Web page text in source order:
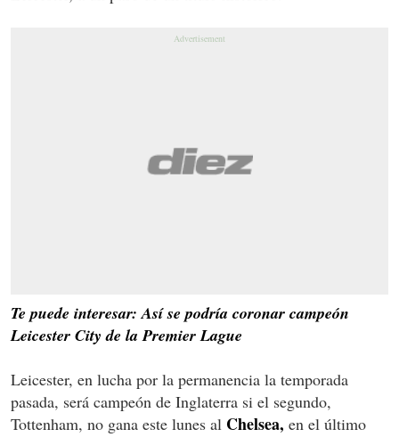
Te puede interesar: Así se podría coronar campeón
Leicester City de la Premier Lague
Leicester, en lucha por la permanencia la temporada
pasada, será campeón de Inglaterra si el segundo,
Tottenham, no gana este lunes al Chelsea, en el último